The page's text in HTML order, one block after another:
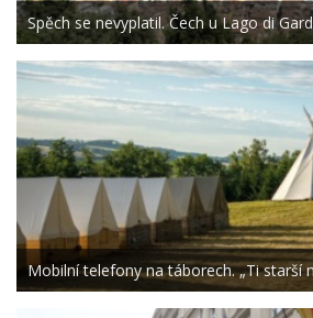
Spěch se nevyplatil. Čech u Lago di
Mobilní telefony na táborech. „Ti starší